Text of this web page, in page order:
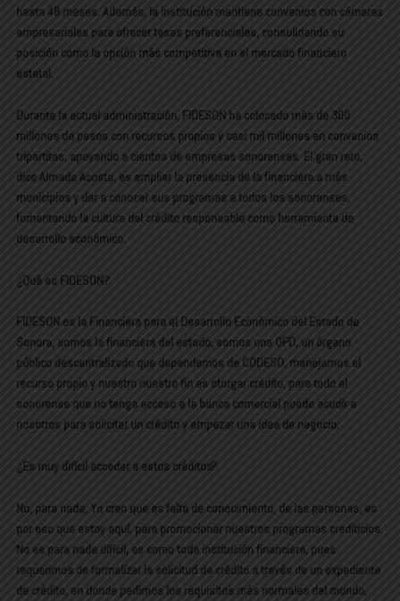
hasta 48 meses. Además, la institución mantiene convenios con cámaras
empresariales para ofrecer tasas preferenciales, consolidando su
posición como la opción más competitiva en el mercado financiero
estatal.
Durante la actual administración, FIDESON ha colocado más de 300
millones de pesos con recursos propios y casi mil millones en convenios
tripartitas, apoyando a cientos de empresas sonorenses. El gran reto,
dice Almada Acosta, es ampliar la presencia de la financiera a más
municipios y dar a conocer sus programas a todos los sonorenses,
fomentando la cultura del crédito responsable como herramienta de
desarrollo económico.
¿Qué es FIDESON?
FIDESON es la Financiera para el Desarrollo Económico del Estado de
Sonora, somos la financiera del estado, somos una OPD, un órgano
público descentralizado que dependemos de CODESO, manejamos el
recurso propio y nuestro nuestro fin es otorgar crédito, para todo el
sonorense que no tenga acceso a la banca comercial puede acudir a
nosotros para solicitar un crédito y empezar una idea de negocio.
¿Es muy difícil acceder a estos créditos?
No, para nada. Yo creo que es falta de conocimiento, de las personas, es
por eso que estoy aquí, para promocionar nuestros programas crediticios.
No es para nada difícil, es como toda institución financiera, pues
requerimos de formalizar la solicitud de crédito a través de un expediente
de crédito, en donde pedimos los requisitos más normales del mundo,